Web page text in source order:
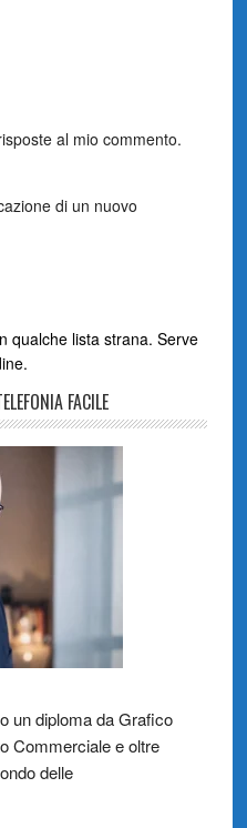
al mio commento.
di un nuovo
qualche lista strana. Serve
FACILE
un diploma da Grafico
Commerciale e oltre
delle